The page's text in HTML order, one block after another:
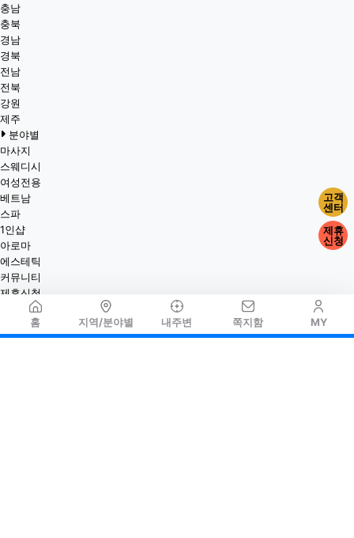
홈 지역/분야별 내주변 쪽지함 MY
충남
충북
경남
경북
전남
전북
강원
제주
분야별
마사지
스웨디시
여성전용
베트남
스파
1인샵
아로마
에스테틱
커뮤니티
제휴신청
고객
센터
제휴
신청